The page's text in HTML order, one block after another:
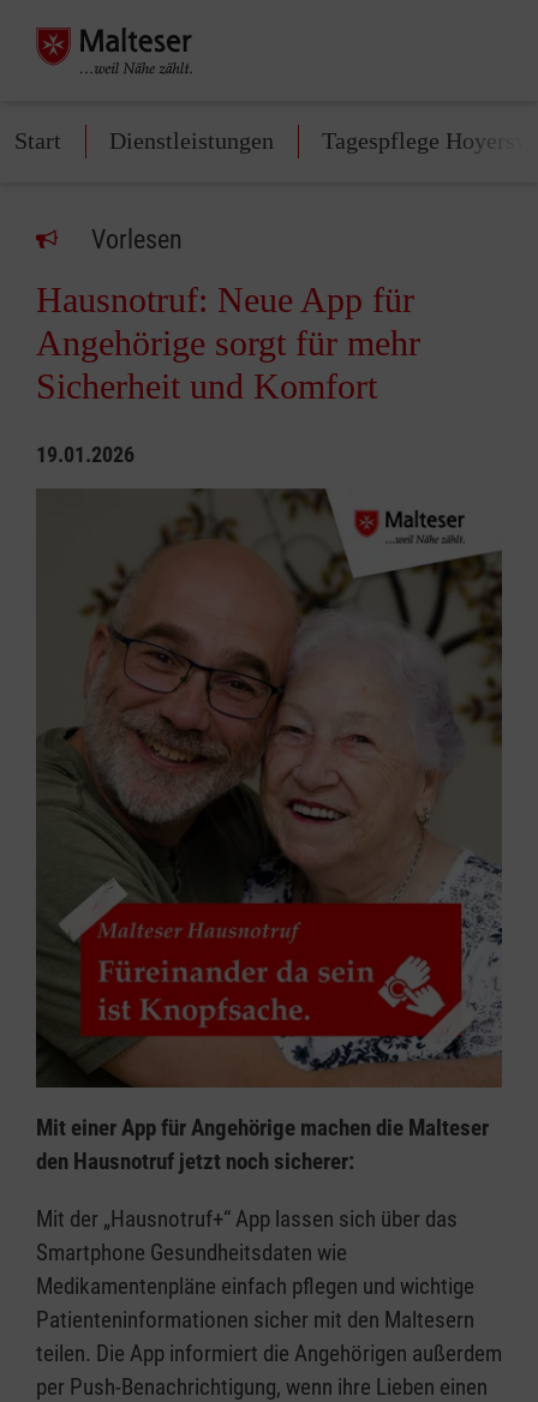
Start Dienstleistungen Tagespflege
Vorlesen
Hausnotruf: Neue App für
Angehörige sorgt für mehr
Sicherheit und Komfort
19.01.2026
Mit einer App für Angehörige machen die Malteser
den Hausnotruf jetzt noch sicherer:
Mit der „Hausnotruf+“ App lassen sich über das
Smartphone Gesundheitsdaten wie
Medikamentenpläne einfach pflegen und wichtige
Patienteninformationen sicher mit den Maltesern
teilen. Die App informiert die Angehörigen außerdem
per Push-Benachrichtigung, wenn ihre Lieben einen